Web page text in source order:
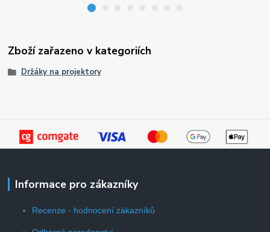
Zboží zařazeno v kategoriích
Držáky na projektory
Informace pro zákazníky
Recenze - hodnocení zákazníků